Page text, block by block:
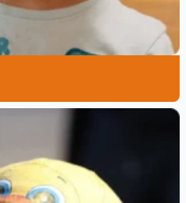
Szentkút
a ferences lelkiségről,
56.700 Ft, amely
ellátást három